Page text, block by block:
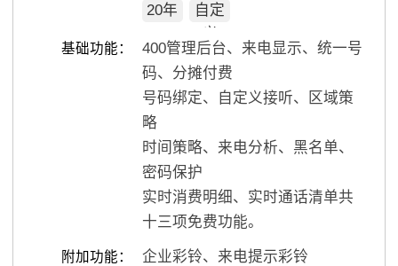
20年
自定
义
基础功能：
400管理后台、来电显示、统一号
码、分摊付费
号码绑定、自定义接听、区域策
略
时间策略、来电分析、黑名单、
密码保护
实时消费明细、实时通话清单共
十三项免费功能。
附加功能： 企业彩铃、来电提示彩铃